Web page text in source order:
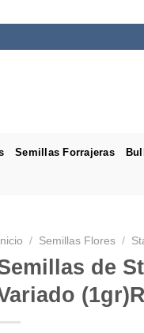
Semillas Forrajeras
Inicio / Semillas Flores /
de